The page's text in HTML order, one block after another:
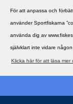
För att anpassa och
använder Sportfiskarna
använda dig av
självklart inte vidare
Klicka här för att läsa mer